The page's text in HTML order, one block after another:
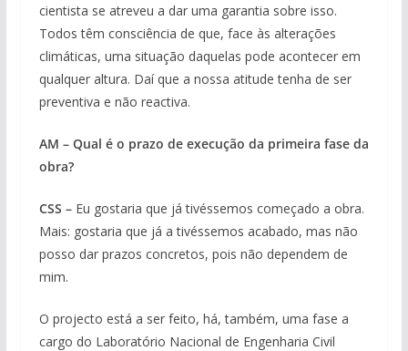
cientista se atreveu a dar uma garantia sobre isso.
Todos têm consciência de que, face às alterações
climáticas, uma situação daquelas pode acontecer em
qualquer altura. Daí que a nossa atitude tenha de ser
preventiva e não reactiva.
AM – Qual é o prazo de execução da primeira fase da
obra?
CSS –Eu gostaria que já tivéssemos começado a obra.
Mais: gostaria que já a tivéssemos acabado, mas não
posso dar prazos concretos, pois não dependem de
mim.
O projecto está a ser feito, há, também, uma fase a
cargo do Laboratório Nacional de Engenharia Civil